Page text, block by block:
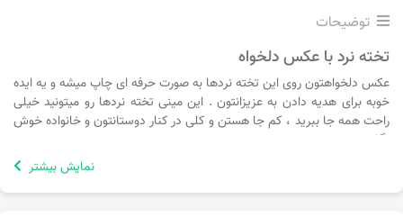
توضیحات
تخته نرد با عکس دلخواه
عکس دلخواهتون روی این تخته نردها به صورت حرفه ای چاپ میشه و یه ایده
خوبه برای هدیه دادن به عزیزانتون . این مینی تخته نردها رو میتونید خیلی
راحت همه جا ببرید ، کم جا هستن و کلی در کنار دوستانتون و خانواده خوش
بگذرونید
محصول دیگه ای به نام بازی 5 کاره داریم که هم زمان 5 بازی داره که توی
لینک زیر میتونید ببینید.
نمایش بیشتر